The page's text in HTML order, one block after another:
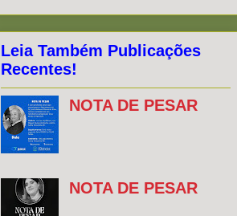
Leia Também Publicações
Recentes!
NOTA DE PESAR
NOTA DE PESAR